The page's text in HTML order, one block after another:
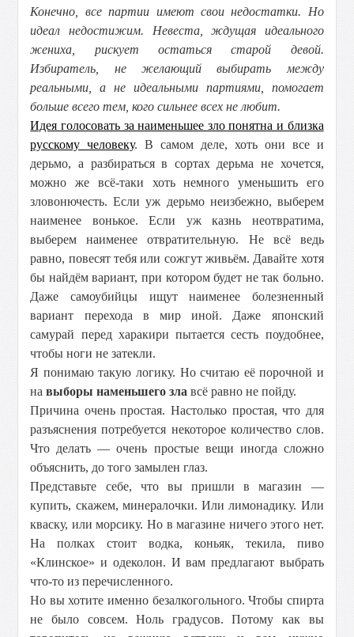
Конечно, все партии имеют свои недостатки. Но
идеал недостижим. Невеста, ждущая идеального
жениха, рискует остаться старой девой.
Избиратель, не желающий выбирать между
реальными, а не идеальными партиями, помогает
больше всего тем, кого сильнее всех не любит.
Идея голосовать за наименьшее зло понятна и близка
русскому человеку. В самом деле, хоть они все и
дерьмо, а разбираться в сортах дерьма не хочется,
можно же всё-таки хоть немного уменьшить его
зловонючесть. Если уж дерьмо неизбежно, выберем
наименее вонькое. Если уж казнь неотвратима,
выберем наименее отвратительную. Не всё ведь
равно, повесят тебя или сожгут живьём. Давайте хотя
бы найдём вариант, при котором будет не так больно.
Даже самоубийцы ищут наименее болезненный
вариант перехода в мир иной. Даже японский
самурай перед харакири пытается сесть поудобнее,
чтобы ноги не затекли.
Я понимаю такую логику. Но считаю её порочной и
навыборы наменьшего зла всё равно не пойду.
Причина очень простая. Настолько простая, что для
разъяснения потребуется некоторое количество слов.
Что делать — очень простые вещи иногда сложно
объяснить, до того замылен глаз.
Представьте себе, что вы пришли в магазин —
купить, скажем, минералочки. Или лимонадику. Или
кваску, или морсику. Но в магазине ничего этого нет.
На полках стоит водка, коньяк, текила, пиво
«Клинское» и одеколон. И вам предлагают выбрать
что-то из перечисленного.
Но вы хотите именно безалкогольного. Чтобы спирта
не было совсем. Ноль градусов. Потому как вы